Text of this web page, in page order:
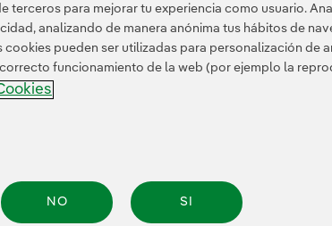
Techint Group of Companies,
Umicore, Unilever, UPM, Veolia,
Transparencia en el uso de la IA
terceros para mejorar tu experiencia como usuario.
analizando de manera anónima tus hábitos de
pueden ser utilizadas para personalización de
funcionamiento de la web (por ejemplo la
NO SI